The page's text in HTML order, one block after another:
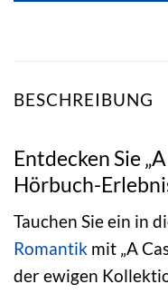
BESCHREIBUNG
Entdecken Sie
Hörbuch-
Tauchen Sie ein in
Romantik mit „A
der ewigen